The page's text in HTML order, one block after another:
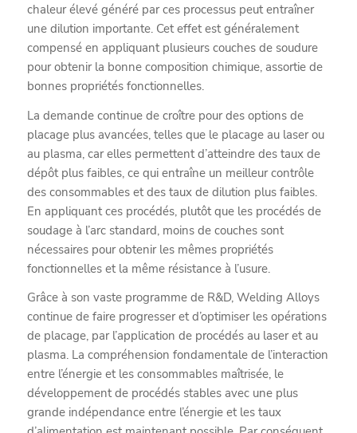
chaleur élevé généré par ces processus peut entraîner
une dilution importante. Cet effet est généralement
compensé en appliquant plusieurs couches de soudure
pour obtenir la bonne composition chimique, assortie de
bonnes propriétés fonctionnelles.
La demande continue de croître pour des options de
placage plus avancées, telles que le placage au laser ou
au plasma, car elles permettent d’atteindre des taux de
dépôt plus faibles, ce qui entraîne un meilleur contrôle
des consommables et des taux de dilution plus faibles.
En appliquant ces procédés, plutôt que les procédés de
soudage à l’arc standard, moins de couches sont
nécessaires pour obtenir les mêmes propriétés
fonctionnelles et la même résistance à l’usure.
Grâce à son vaste programme de R&D, Welding Alloys
continue de faire progresser et d’optimiser les opérations
de placage, par l’application de procédés au laser et au
plasma. La compréhension fondamentale de l’interaction
entre l’énergie et les consommables maîtrisée, le
développement de procédés stables avec une plus
grande indépendance entre l’énergie et les taux